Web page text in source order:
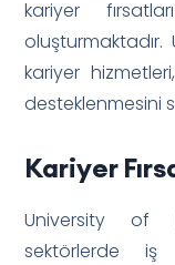
kariyer
kariyer
desteklenmesini
Kariyer
University of
sektörlerde iş